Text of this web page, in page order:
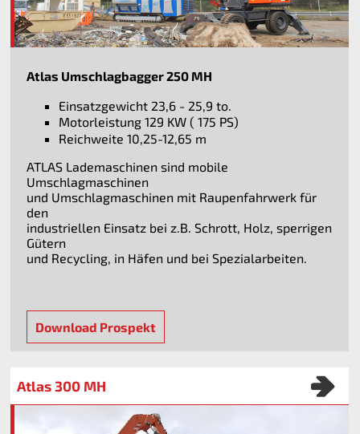
Atlas Umschlagbagger 250 MH
Einsatzgewicht 23,6 - 25,9 to.
Motorleistung 129 KW ( 175 PS)
Reichweite 10,25-12,65 m
ATLAS Lademaschinen sind mobile
Umschlagmaschinen
und Umschlagmaschinen mit Raupenfahrwerk für
den
industriellen Einsatz bei z.B. Schrott, Holz, sperrigen
Gütern
und Recycling, in Häfen und bei Spezialarbeiten.
Download Prospekt
Atlas 300 MH